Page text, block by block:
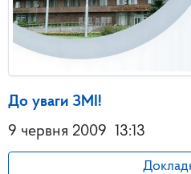
До уваги ЗМІ!
9 червня 2009 13:13